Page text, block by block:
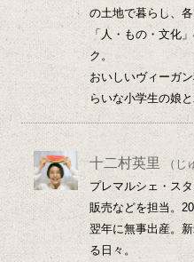
の土地で暮らし、
「人・もの・文化
ク。
おいしいヴィーガ
らいな小学生の娘と
十二村英里（じ
プレマルシェ・ス
販売などを担当。
翌年に無事出産。
る日々。